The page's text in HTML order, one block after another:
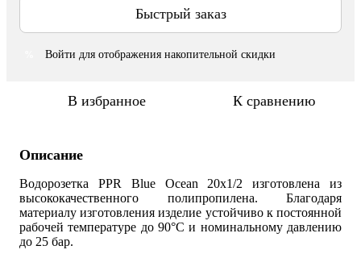
Быстрый заказ
Войти для отображения накопительной скидки
В избранное К сравнению
Описание
Водорозетка PPR Blue Ocean 20х1/2 изготовлена из
высококачественного полипропилена. Благодаря
материалу изготовления изделие устойчиво к постоянной
рабочей температуре до 90°С и номинальному давлению
до 25 бар.